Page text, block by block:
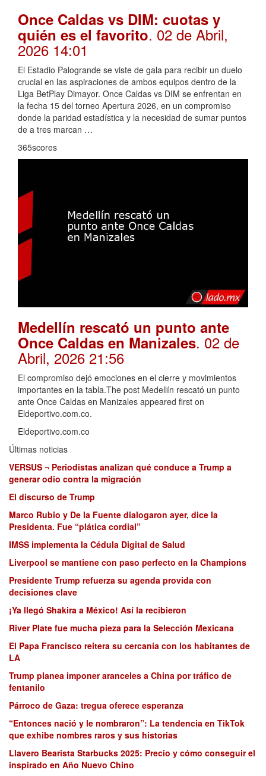
Once Caldas vs DIM: cuotas y
quién es el favorito. 02 de Abril,
2026 14:01
El Estadio Palogrande se viste de gala para recibir un duelo
crucial en las aspiraciones de ambos equipos dentro de la
Liga BetPlay Dimayor. Once Caldas vs DIM se enfrentan en
la fecha 15 del torneo Apertura 2026, en un compromiso
donde la paridad estadística y la necesidad de sumar puntos
de a tres marcan …
365scores
Medellín rescató un punto ante
Once Caldas en Manizales. 02 de
Abril, 2026 21:56
El compromiso dejó emociones en el cierre y movimientos
importantes en la tabla.The post Medellín rescató un punto
ante Once Caldas en Manizales appeared first on
Eldeportivo.com.co.
Eldeportivo.com.co
Últimas noticias
VERSUS ¬ Periodistas analizan qué conduce a Trump a
generar odio contra la migración
El discurso de Trump
Marco Rubio y De la Fuente dialogaron ayer, dice la
Presidenta. Fue “plática cordial”
IMSS implementa la Cédula Digital de Salud
Liverpool se mantiene con paso perfecto en la Champions
Presidente Trump refuerza su agenda provida con
decisiones clave
¡Ya llegó Shakira a México! Así la recibieron
River Plate fue mucha pieza para la Selección Mexicana
El Papa Francisco reitera su cercanía con los habitantes de
LA
Trump planea imponer aranceles a China por tráfico de
fentanilo
Párroco de Gaza: tregua oferece esperanza
“Entonces nació y le nombraron”: La tendencia en TikTok
que exhibe nombres raros y sus historias
Llavero Bearista Starbucks 2025: Precio y cómo conseguir el
inspirado en Año Nuevo Chino